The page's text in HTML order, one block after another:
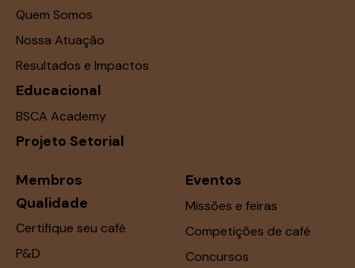
Quem Somos
Nossa Atuação
Resultados e Impactos
Educacional
BSCA Academy
Projeto Setorial
Membros
Qualidade
Certifique seu café
P&D
Eventos
Missões e feiras
Competições de café
Concursos